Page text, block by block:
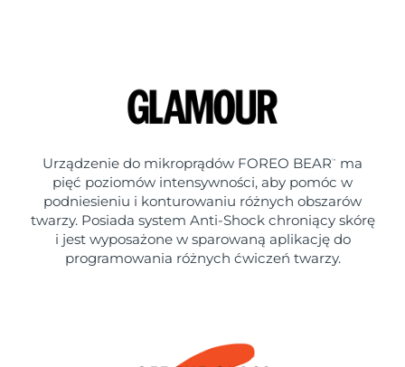
Urządzenie do mikroprądów FOREO BEAR ™
ma
pięć poziomów intensywności, aby pomóc w
podniesieniu i konturowaniu różnych obszarów
twarzy. Posiada system Anti-Shock chroniący skórę
i jest wyposażone w sparowaną aplikację do
programowania różnych ćwiczeń twarzy.